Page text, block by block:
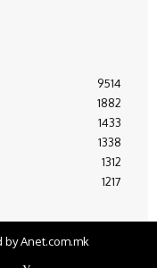
9514
1882
1433
1338
1312
1217
Anet.com.mk